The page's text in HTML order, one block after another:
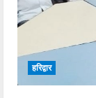
हरिद्वार